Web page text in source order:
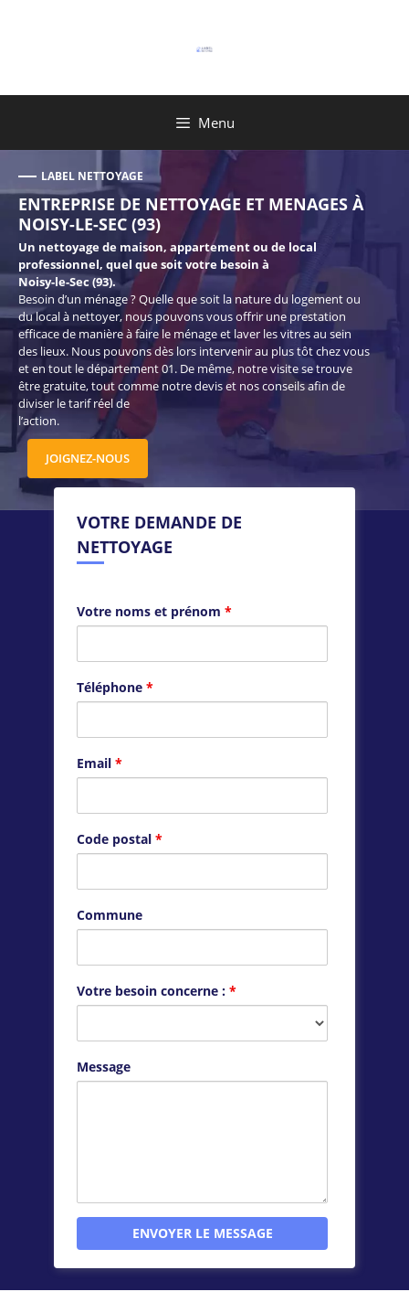
Menu
LABEL NETTOYAGE
ENTREPRISE DE NETTOYAGE ET MENAGES À
NOISY-LE-SEC (93)
Un nettoyage de maison, appartement ou de local
professionnel, quel que soit votre besoin à
Noisy-le-Sec (93).
Besoin d’un ménage ? Quelle que soit la nature du logement ou
du local à nettoyer, nous pouvons vous offrir une prestation
efficace de manière à faire le ménage et laver les vitres au sein
des lieux. Nous pouvons dès lors intervenir au plus tôt chez vous
et en tout le département 01. De même, notre visite se trouve
être gratuite, tout comme notre devis et nos conseils afin de
diviser le tarif réel de
l’action.
JOIGNEZ-NOUS
VOTRE DEMANDE DE
NETTOYAGE
Votre noms et prénom *
Téléphone *
Email *
Code postal *
Commune
Votre besoin concerne : *
Message